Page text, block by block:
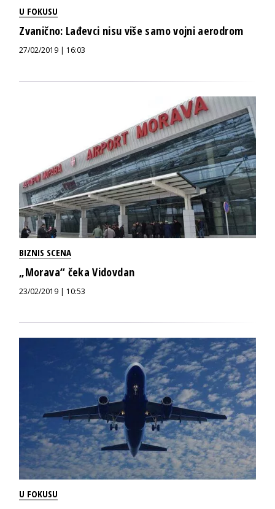
U FOKUSU
Zvanično: Lađevci nisu više samo vojni aerodrom
27/02/2019 | 16:03
BIZNIS SCENA
„Morava“ čeka Vidovdan
23/02/2019 | 10:53
U FOKUSU